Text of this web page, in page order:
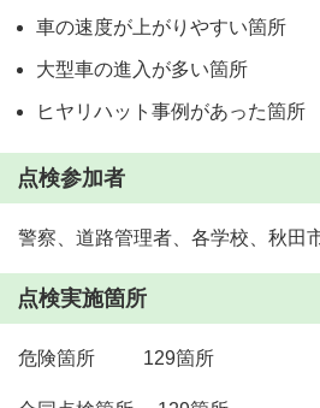
車の速度が上がりやすい箇所
大型車の進入が多い箇所
ヒヤリハット事例があった箇所
点検参加者
警察、道路管理者、各学校、秋田
点検実施箇所
危険箇所 129箇所